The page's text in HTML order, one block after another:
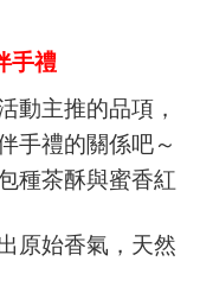
手禮
動主推的品項，
手禮的關係吧～
種茶酥與蜜香紅
原始香氣，天然